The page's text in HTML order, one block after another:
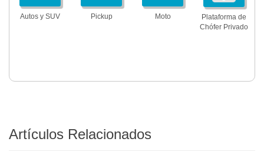
Autos y SUV Pickup Moto
Plataforma de
Chófer Privado
Artículos Relacionados